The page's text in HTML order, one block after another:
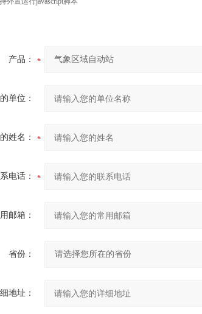
产品：
单位：
姓名：
电话：
邮箱：
省份：
地址：